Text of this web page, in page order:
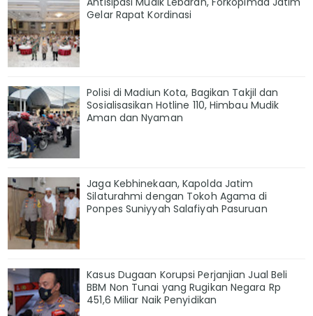
Gelar Rapat Kordinasi
Polisi di Madiun Kota, Bagikan Takjil dan
Sosialisasikan Hotline 110, Himbau Mudik
Aman dan Nyaman
Jaga Kebhinekaan, Kapolda Jatim
Silaturahmi dengan Tokoh Agama di
Ponpes Suniyyah Salafiyah Pasuruan
Kasus Dugaan Korupsi Perjanjian Jual Beli
BBM Non Tunai yang Rugikan Negara Rp
451,6 Miliar Naik Penyidikan